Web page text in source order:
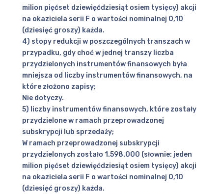
milion pięćset dziewięćdziesiąt osiem tysięcy) akcji
na okaziciela serii F o wartości nominalnej 0,10
(dziesięć groszy) każda.
4) stopy redukcji w poszczególnych transzach w
przypadku, gdy choć w jednej transzy liczba
przydzielonych instrumentów finansowych była
mniejsza od liczby instrumentów finansowych, na
które złożono zapisy;
Nie dotyczy.
5) liczby instrumentów finansowych, które zostały
przydzielone w ramach przeprowadzonej
subskrypcji lub sprzedaży;
W ramach przeprowadzonej subskrypcji
przydzielonych zostało 1.598.000 (słownie: jeden
milion pięćset dziewięćdziesiąt osiem tysięcy) akcji
na okaziciela serii F o wartości nominalnej 0,10
(dziesięć groszy) każda.